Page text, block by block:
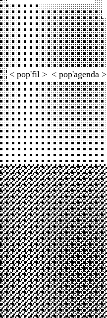
< pop'fil > < pop'agenda >